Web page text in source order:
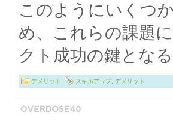
このようにいくつ
め、これらの課題
クト成功の鍵とな
デメリット スキルアップ, デメリット